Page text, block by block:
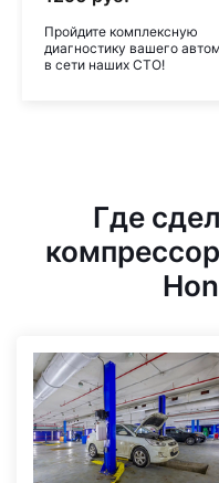
Пройдите комплексную
диагностику вашего
в сети наших СТО!
Где